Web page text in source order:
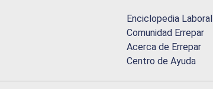
Enciclopedia Laboral
Comunidad Errepar
Acerca de Errepar
Centro de Ayuda